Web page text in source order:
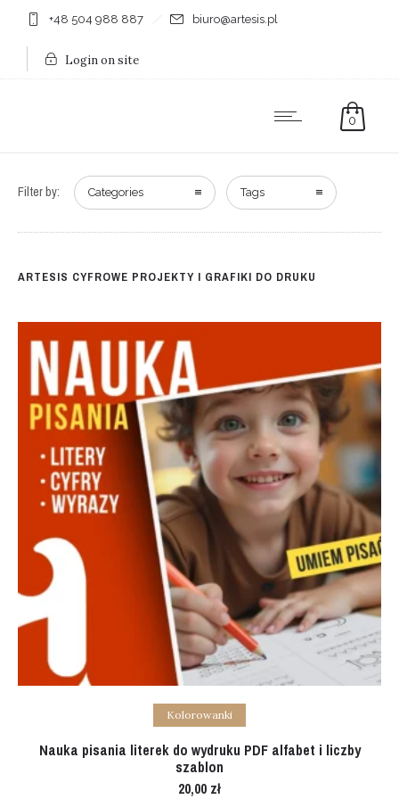
+48 504 988 887 biuro@artesis.pl
Login on site
0
Filter by: Categories Tags
ARTESIS CYFROWE PROJEKTY I GRAFIKI DO DRUKU
Add to cart
Kolorowanki
Nauka pisania literek do wydruku PDF alfabet i liczby
szablon
20,00 zł